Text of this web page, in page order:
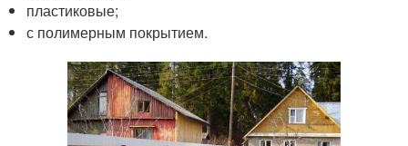
пластиковые;
с полимерным покрытием.